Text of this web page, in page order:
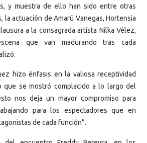
y muestra de ello han sido entre otras
la actuación de Amarú Vanegas, Hortensia
a la consagrada artista Nilka Vélez,
que van madurando tras cada
hizo énfasis en la valiosa receptividad
que se mostró complacido a lo largo del
nos deja un mayor compromiso para
para los espectadores que en
de cada función”.